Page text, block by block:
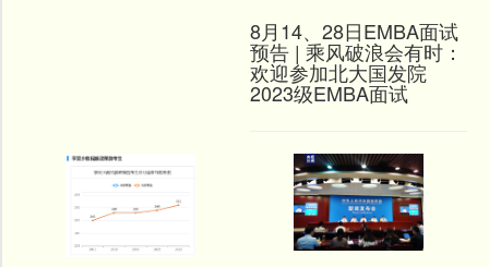
8月14、28日EMBA面试
预告 | 乘风破浪会有时：
欢迎参加北大国发院
2023级EMBA面试